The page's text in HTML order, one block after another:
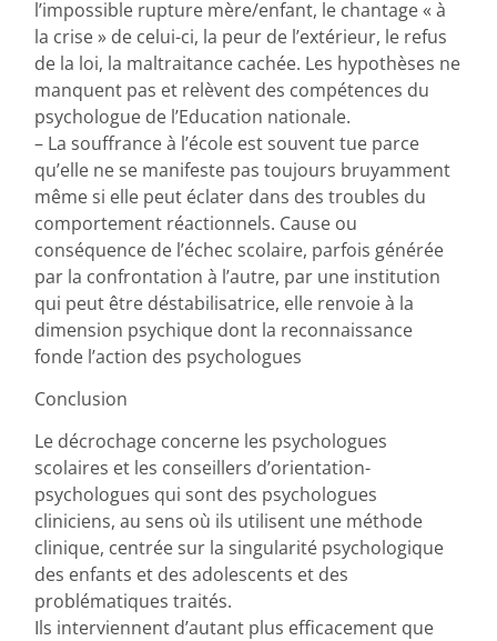
l’impossible rupture mère/enfant, le chantage « à
la crise » de celui-ci, la peur de l’extérieur, le refus
de la loi, la maltraitance cachée. Les hypothèses ne
manquent pas et relèvent des compétences du
psychologue de l’Education nationale.
– La souffrance à l’école est souvent tue parce
qu’elle ne se manifeste pas toujours bruyamment
même si elle peut éclater dans des troubles du
comportement réactionnels. Cause ou
conséquence de l’échec scolaire, parfois générée
par la confrontation à l’autre, par une institution
qui peut être déstabilisatrice, elle renvoie à la
dimension psychique dont la reconnaissance
fonde l’action des psychologues
Conclusion
Le décrochage concerne les psychologues
scolaires et les conseillers d’orientation-
psychologues qui sont des psychologues
cliniciens, au sens où ils utilisent une méthode
clinique, centrée sur la singularité psychologique
des enfants et des adolescents et des
problématiques traités.
Ils interviennent d’autant plus efficacement que